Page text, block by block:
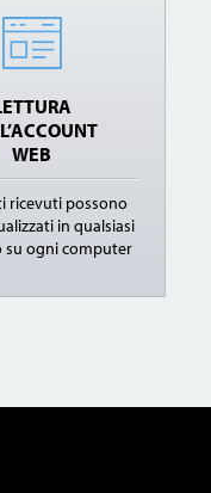
WEB
ricevuti possono
in qualsiasi
su ogni computer